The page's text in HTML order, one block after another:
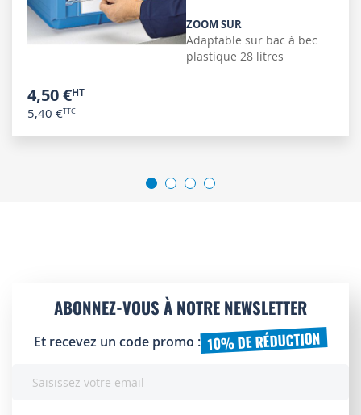
ZOOM SUR
Adaptable sur bac à bec
plastique 28 litres
4,50 €
5,40 €
ABONNEZ-VOUS À NOTRE NEWSLETTER
Et recevez un code promo : 10% DE RÉDUCTION